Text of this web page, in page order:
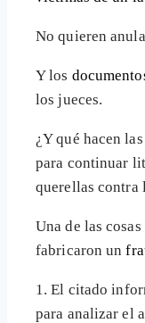
No quieren
Y los
los jueces.
¿Y qué hacen
para continuar
querellas contra
Una de las
fabricaron un
1. El citado
para analizar el